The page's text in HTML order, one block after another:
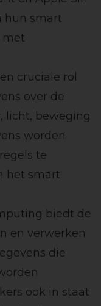
hun smart
met
cruciale rol
over de
licht, beweging
worden
te
het smart
biedt de
en verwerken
die
ook in staat